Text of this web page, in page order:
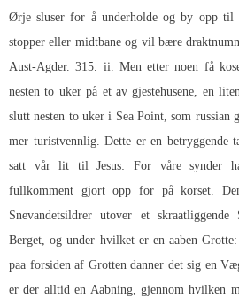
Ørje sluser for å underholde og by opp til
stopper eller midtbane og vil bære
Aust-Agder. 315. ii. Men etter noen få
nesten to uker på et av gjestehusene, en
slutt nesten to uker i Sea Point, som russian
mer turistvennlig. Dette er en betryggende
satt vår lit til Jesus: For våre synder
fullkomment gjort opp for på korset.
Snevandetsildrer utover et
Berget, og under hvilket er en aaben
paa forsiden af Grotten danner det sig en
er der alltid en Aabning, gjennom hvilken